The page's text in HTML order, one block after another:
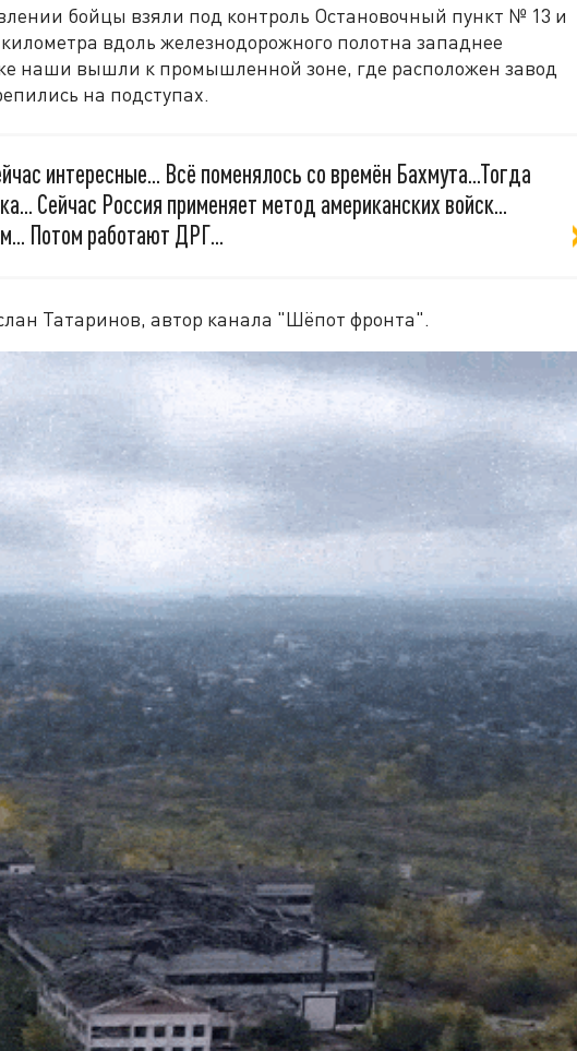
бойцы взяли под контроль Остановочный пункт № 13 и
вдоль железнодорожного полотна западнее
наши вышли к промышленной зоне, где расположен завод
на подступах.
интересные... Всё поменялось со времён Бахмута...Тогда
Сейчас Россия применяет метод американских войск...
Потом работают ДРГ...
Татаринов, автор канала "Шёпот фронта".